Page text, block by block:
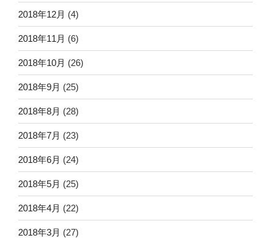
2018年12月 (4)
2018年11月 (6)
2018年10月 (26)
2018年9月 (25)
2018年8月 (28)
2018年7月 (23)
2018年6月 (24)
2018年5月 (25)
2018年4月 (22)
2018年3月 (27)